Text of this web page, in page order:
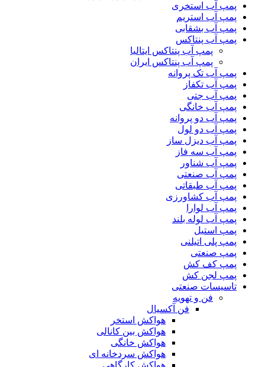
پمپ آب استخری
پمپ آب استریم
پمپ آب بشقابی
پمپ آب پنتاکس
پمپ آب پنتاکس ایتالیا
پمپ آب پنتاکس ایران
پمپ آب تک پروانه
پمپ آب تکفاز
پمپ آب جتی
پمپ آب خانگی
پمپ آب دو پروانه
پمپ آب دو لول
پمپ آب دیزل ساز
پمپ آب سه فاز
پمپ آب شناور
پمپ آب صنعتی
پمپ آب طبقاتی
پمپ آب کشاورزی
پمپ آب لوارا
پمپ آب لوله بلند
پمپ استیل
پمپ پلی اتیلنی
پمپ صنعتی
پمپ کف کش
پمپ لجن کش
تاسیسات صنعتی
فن و تهویه
فن آکسیال
هواکش استخر
هواکش بین کانالی
هواکش خانگی
هواکش سردخانه ای
هواکش کارگاهی